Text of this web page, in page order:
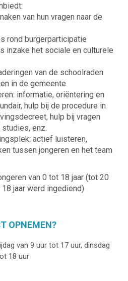
van hun vragen naar de
rond burgerparticipatie
inzake het sociale en culturele
van de schoolraden
in de gemeente
informatie, oriëntering en
hulp bij de procedure in
hulp bij vragen
enz.
actief luisteren,
tussen jongeren en het team
van 0 tot 18 jaar (tot 20
jaar werd ingediend)
OPNEMEN?
van 9 uur tot 17 uur, dinsdag
18 uur